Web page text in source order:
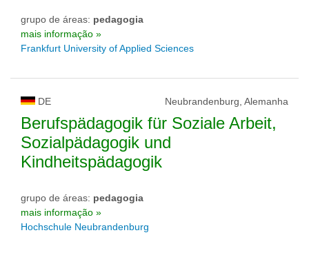
grupo de áreas: pedagogia
mais informação »
Frankfurt University of Applied Sciences
DE Neubrandenburg, Alemanha
Berufspädagogik für Soziale Arbeit,
Sozialpädagogik und
Kindheitspädagogik
grupo de áreas: pedagogia
mais informação »
Hochschule Neubrandenburg